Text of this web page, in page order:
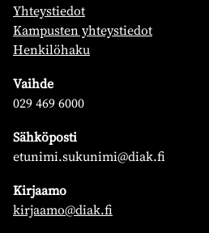
Yhteystiedot
Kampusten yhteystiedot
Henkilöhaku
Vaihde
029 469 6000
Sähköposti
etunimi.sukunimi@diak.fi
Kirjaamo
kirjaamo@diak.fi